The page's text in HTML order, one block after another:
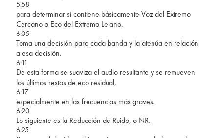
5:58
para determinar si contiene básicamente Voz del Extremo
Cercano o Eco del Extremo Lejano.
6:05
Toma una decisión para cada banda y la atenúa en relación
a esa decisión.
6:11
De esta forma se suaviza el audio resultante y se remueven
los últimos restos de eco residual,
6:17
especialmente en las frecuencias más graves.
6:20
Lo siguiente es la Reducción de Ruido, o NR.
6:25